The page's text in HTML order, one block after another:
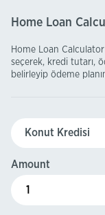
Home Loan
Home Loan
seçerek, kredi tutarı,
belirleyip ödeme
Amount